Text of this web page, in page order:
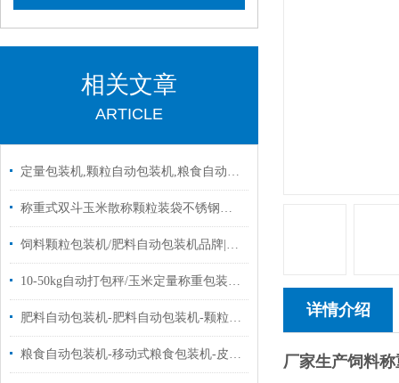
相关文章
ARTICLE
定量包装机,颗粒自动包装机,粮食自动包装机批发|设备
称重式双斗玉米散称颗粒装袋不锈钢移动式包装机厂家定制
饲料颗粒包装机/肥料自动包装机品牌|图片
10-50kg自动打包秤/玉米定量称重包装秤品牌|定制
肥料自动包装机-肥料自动包装机-颗粒自动包装机批发价|品牌
粮食自动包装机-移动式粮食包装机-皮带式粮食包装机厂家供应
详情介绍
厂家生产饲料